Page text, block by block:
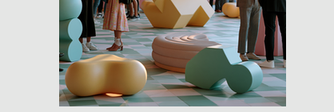
Future Summit keert terug op 10
november en de presale is begonnen!
Vorig jaar u